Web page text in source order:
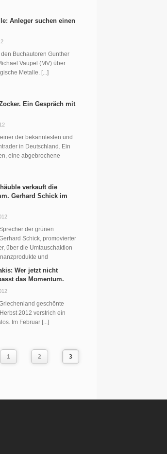
Anleger suchen einen
Buchautoren Gunther
Vaupel (MV) über
Metalle. [...]
Ein Gespräch mit
der bekanntesten und
in Deutschland. Ein
eine abgebrochene
verkauft die
Gerhard Schick im
der grünen
Schick, promovierter
über die Umtauschaktion
und
Wer jetzt nicht
das Momentum.
geschönte
2012 verstrich ein
Im Februar [...]
1 2 3